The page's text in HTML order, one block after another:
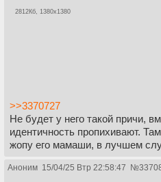
2812Кб, 1380x1380
>>3370727
Не будет у него такой причи,
идентичность пропихивают.
жопу его мамаши, в лучшем
Аноним 15/04/25 Втр 22:58:47 №